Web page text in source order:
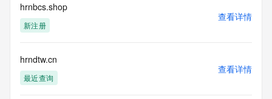
hrnbcs.shop
新注册
查看详情
hrndtw.cn
最近查询
查看详情